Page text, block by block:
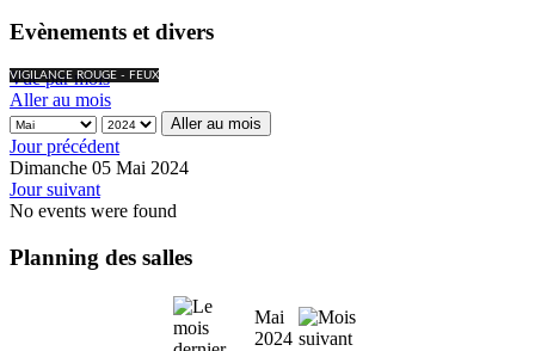
Evènements et divers
VIGILANCE ROUGE - FEUX
Vue par mois
Aller au mois
Aller au mois
Jour précédent
Dimanche 05 Mai 2024
Jour suivant
No events were found
Planning des salles
Mai
2024